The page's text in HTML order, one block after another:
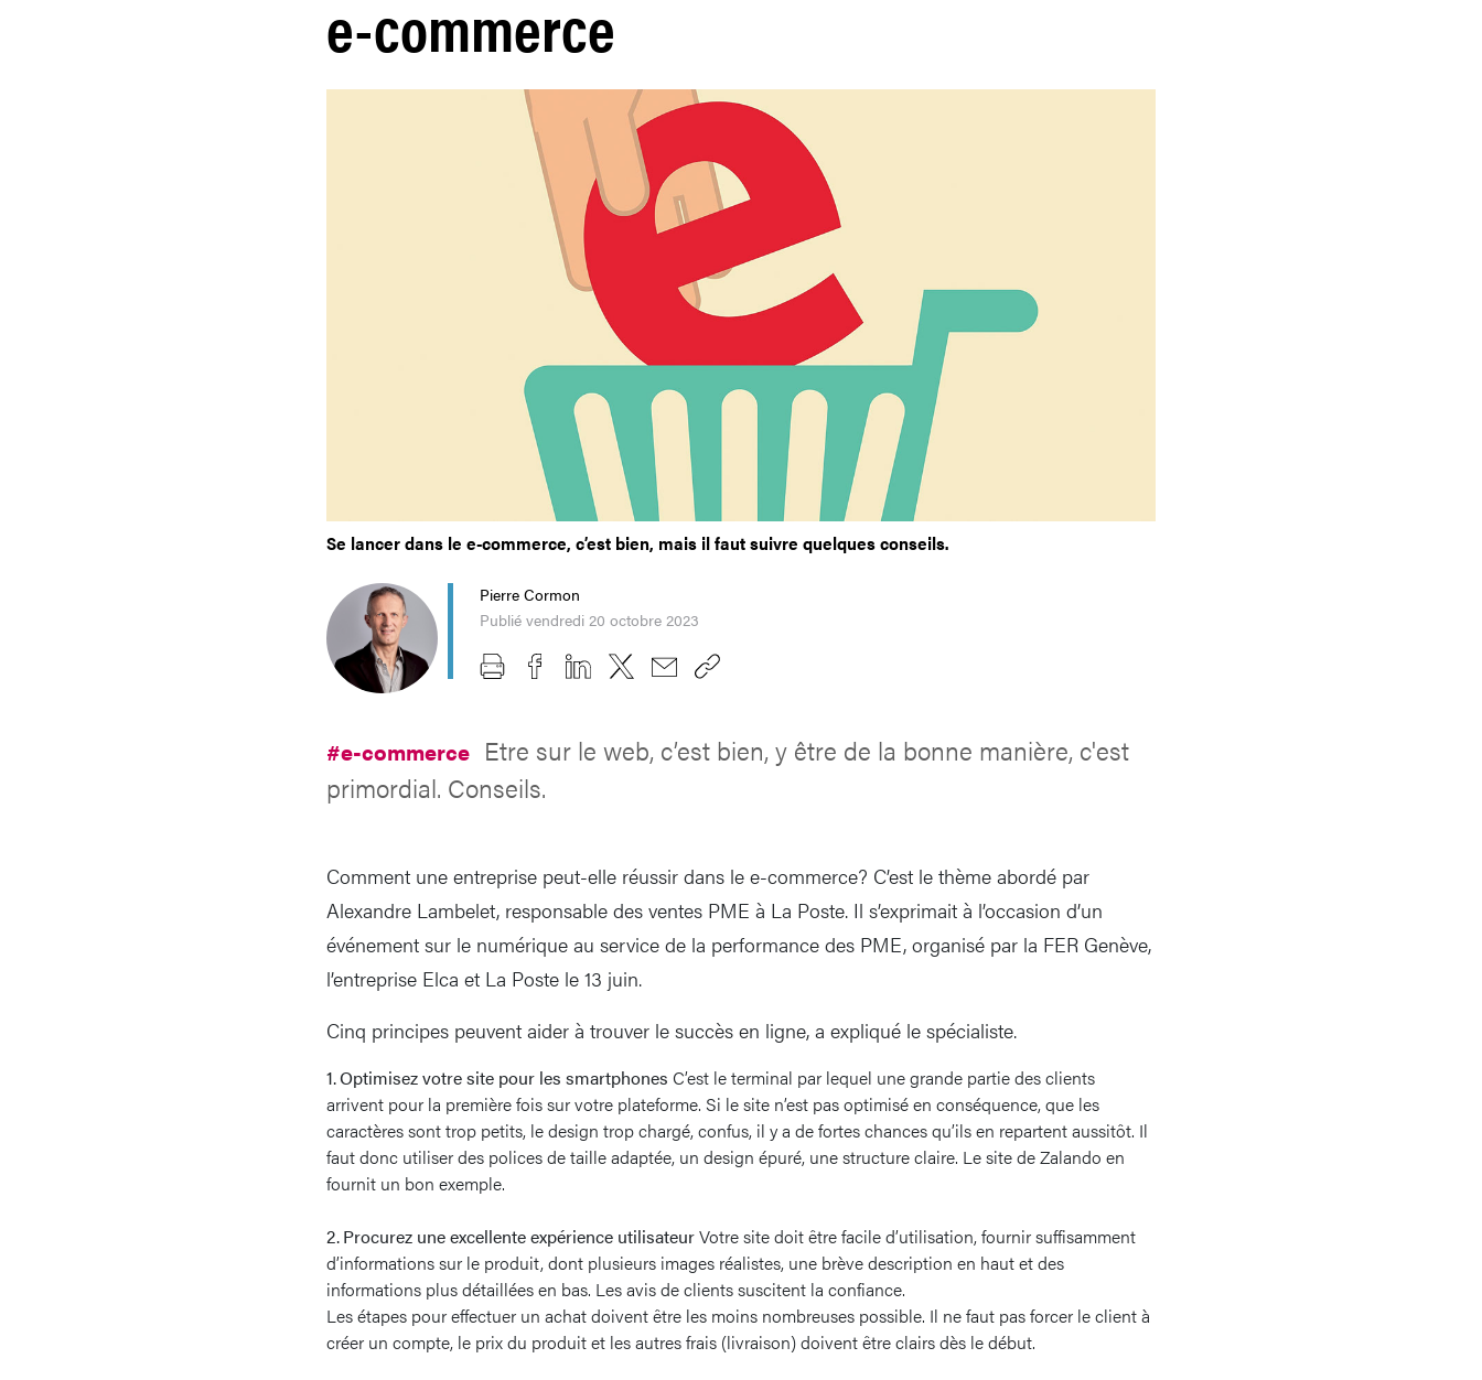
e-commerce
Se lancer dans le e-commerce, c’est bien, mais il faut suivre quelques conseils.
Pierre Cormon
Publié vendredi 20 octobre 2023
#e-commerce Etre sur le web, c’est bien, y être de la bonne manière, c'est
primordial. Conseils.
Comment une entreprise peut-elle réussir dans le e-commerce? C’est le thème abordé par
Alexandre Lambelet, responsable des ventes PME à La Poste. Il s’exprimait à l’occasion d’un
événement sur le numérique au service de la performance des PME, organisé par la FER Genève,
l’entreprise Elca et La Poste le 13 juin.
Cinq principes peuvent aider à trouver le succès en ligne, a expliqué le spécialiste.
1. Optimisez votre site pour les smartphones C’est le terminal par lequel une grande partie des clients
arrivent pour la première fois sur votre plateforme. Si le site n’est pas optimisé en conséquence, que les
caractères sont trop petits, le design trop chargé, confus, il y a de fortes chances qu’ils en repartent aussitôt. Il
faut donc utiliser des polices de taille adaptée, un design épuré, une structure claire. Le site de Zalando en
fournit un bon exemple.
2. Procurez une excellente expérience utilisateurVotre site doit être facile d’utilisation, fournir suffisamment
d’informations sur le produit, dont plusieurs images réalistes, une brève description en haut et des
informations plus détaillées en bas. Les avis de clients suscitent la confiance.
Les étapes pour effectuer un achat doivent être les moins nombreuses possible. Il ne faut pas forcer le client à
créer un compte, le prix du produit et les autres frais (livraison) doivent être clairs dès le début.